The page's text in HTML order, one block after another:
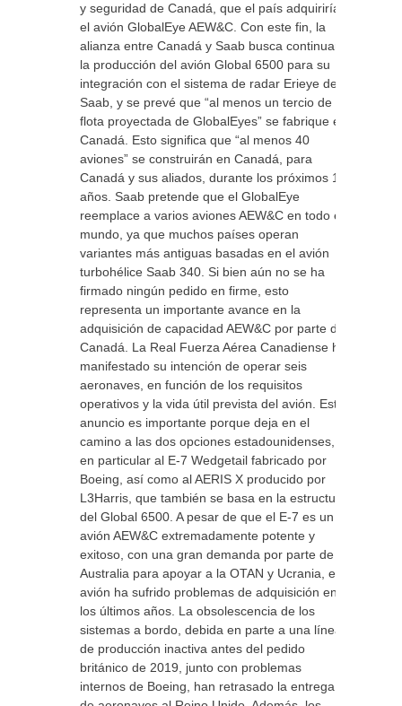
y seguridad de Canadá, que el país adquiriría
el avión GlobalEye AEW&C. Con este fin, la
alianza entre Canadá y Saab busca continuar
la producción del avión Global 6500 para su
integración con el sistema de radar Erieye de
Saab, y se prevé que “al menos un tercio de la
flota proyectada de GlobalEyes” se fabrique en
Canadá. Esto significa que “al menos 40
aviones” se construirán en Canadá, para
Canadá y sus aliados, durante los próximos 15
años. Saab pretende que el GlobalEye
reemplace a varios aviones AEW&C en todo el
mundo, ya que muchos países operan
variantes más antiguas basadas en el avión
turbohélice Saab 340. Si bien aún no se ha
firmado ningún pedido en firme, esto
representa un importante avance en la
adquisición de capacidad AEW&C por parte de
Canadá. La Real Fuerza Aérea Canadiense ha
manifestado su intención de operar seis
aeronaves, en función de los requisitos
operativos y la vida útil prevista del avión. Este
anuncio es importante porque deja en el
camino a las dos opciones estadounidenses,
en particular al E-7 Wedgetail fabricado por
Boeing, así como al AERIS X producido por
L3Harris, que también se basa en la estructura
del Global 6500. A pesar de que el E-7 es un
avión AEW&C extremadamente potente y
exitoso, con una gran demanda por parte de
Australia para apoyar a la OTAN y Ucrania, el
avión ha sufrido problemas de adquisición en
los últimos años. La obsolescencia de los
sistemas a bordo, debida en parte a una línea
de producción inactiva antes del pedido
británico de 2019, junto con problemas
internos de Boeing, han retrasado la entrega